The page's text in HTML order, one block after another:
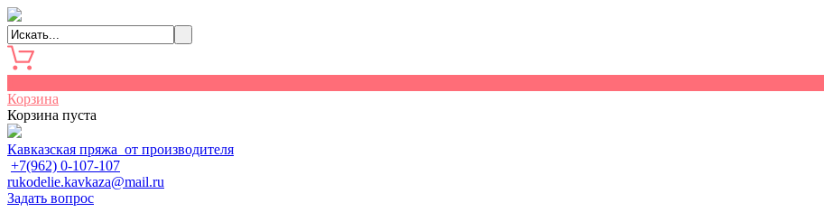
Корзина
Корзина пуста
Кавказская пряжа от производителя
+7(962) 0-107-107
rukodelie.kavkaza@mail.ru
Задать вопрос